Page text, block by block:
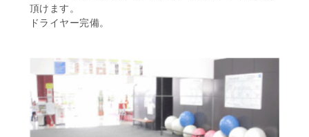
頂けます。
ドライヤー完備。